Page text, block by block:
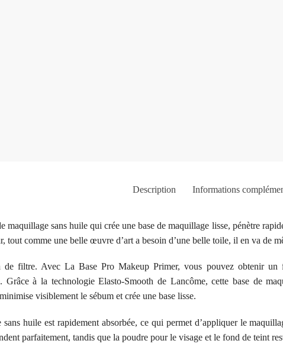
Description Informations
maquillage sans huile qui crée une base de maquillage lisse, pénètre
tout comme une belle œuvre d’art a besoin d’une belle toile, il en va de
de filtre. Avec La Base Pro Makeup Primer, vous pouvez obtenir un
Grâce à la technologie Elasto-Smooth de Lancôme, cette base de
visiblement le sébum et crée une base lisse.
huile est rapidement absorbée, ce qui permet d’appliquer le
parfaitement, tandis que la poudre pour le visage et le fond de teint